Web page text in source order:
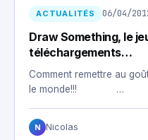
ACTUALITÉS 06/04/
Draw Something, le
téléchargements…
Comment remettre au
le monde!!! …
N Nicolas